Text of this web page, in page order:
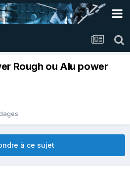
Rough ou Alu power
à ce sujet